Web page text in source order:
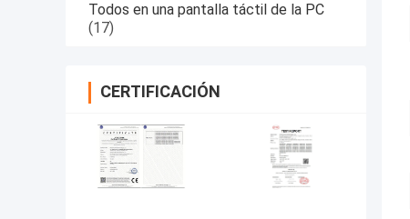
Todos en una pantalla táctil de la PC
(17)
CERTIFICACIÓN